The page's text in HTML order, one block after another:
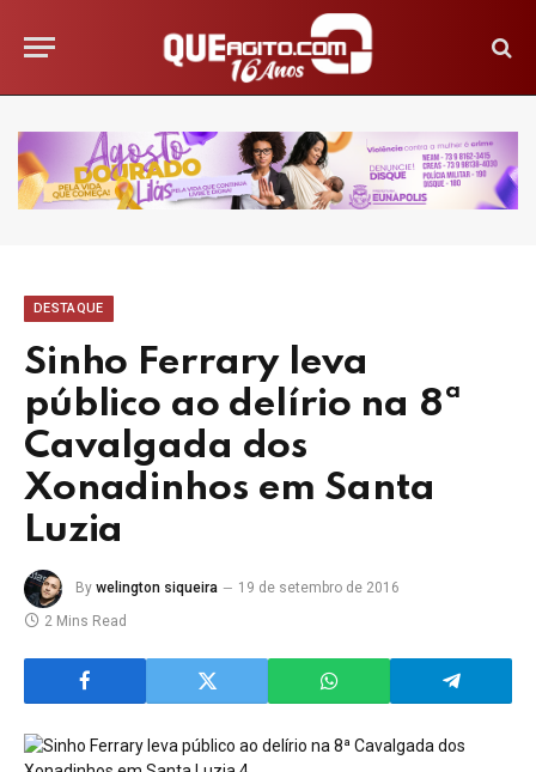
DESTAQUE
Sinho Ferrary leva
público ao delírio na 8ª
Cavalgada dos
Xonadinhos em Santa
Luzia
By welington siqueira
19 de setembro de 2016
2 Mins Read